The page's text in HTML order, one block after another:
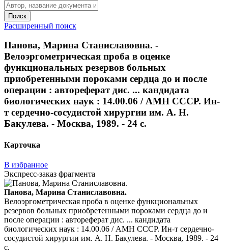
Поиск
Расширенный поиск
Панова, Марина Станиславовна. -
Велоэргометрическая проба в оценке
функциональных резервов больных
приобретенными пороками сердца до и после
операции : автореферат дис. ... кандидата
биологических наук : 14.00.06 / АМН СССР. Ин-
т сердечно-сосудистой хирургии им. А. Н.
Бакулева. - Москва, 1989. - 24 с.
Карточка
В избранное
Экспресс-заказ фрагмента
Панова, Марина Станиславовна.
Велоэргометрическая проба в оценке функциональных
резервов больных приобретенными пороками сердца до и
после операции : автореферат дис. ... кандидата
биологических наук : 14.00.06 / АМН СССР. Ин-т сердечно-
сосудистой хирургии им. А. Н. Бакулева. - Москва, 1989. - 24
с.